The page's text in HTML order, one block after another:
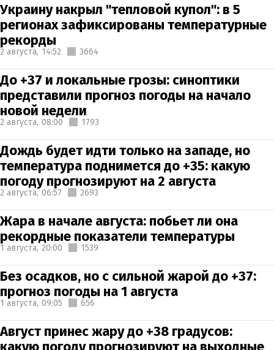
Украину накрыл "тепловой купол": в 5
регионах зафиксированы температурные
рекорды
2 августа, 14:52 3664
До +37 и локальные грозы: синоптики
представили прогноз погоды на начало
новой недели
2 августа, 08:00 1793
Дождь будет идти только на западе, но
температура поднимется до +35: какую
погоду прогнозируют на 2 августа
2 августа, 06:57 2693
Жара в начале августа: побьет ли она
рекордные показатели температуры
1 августа, 20:00 1539
Без осадков, но с сильной жарой до +37:
прогноз погоды на 1 августа
1 августа, 09:05 656
Август принес жару до +38 градусов:
какую погоду прогнозируют на выходные